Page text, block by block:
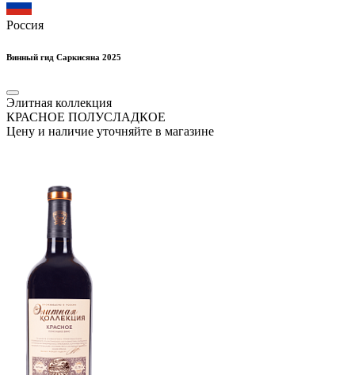
Россия
Винный гид Саркисяна 2025
Элитная коллекция
КРАСНОЕ ПОЛУСЛАДКОЕ
Цену и наличие уточняйте в магазине